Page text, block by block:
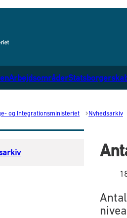
Arbejdsområder
og Integrationsministeriet Nyhedsarkiv